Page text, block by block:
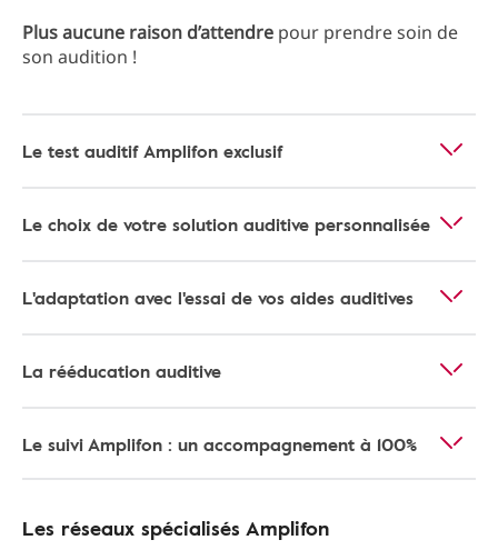
Plus aucune raison d’attendre pour prendre soin de
son audition !
Le test auditif Amplifon exclusif
Le choix de votre solution auditive personnalisée
L'adaptation avec l'essai de vos aides auditives
La rééducation auditive
Le suivi Amplifon : un accompagnement à 100%
Les réseaux spécialisés Amplifon